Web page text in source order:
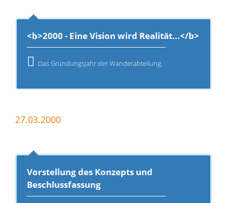
<b>2000 - Eine Vision wird Realität...</b>
Das Gründungsjahr der Wanderabteilung.
27.03.2000
Vorstellung des Konzepts und
Beschlussfassung